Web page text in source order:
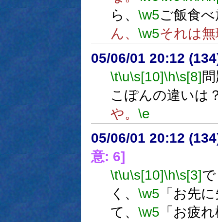
ら、 \w5ご飯食
ん、 \w5それは
05/06/01 20:12
\t\u\s[10]\h\s[8]
こぽんの違いは
や。 \e
05/06/01 20:12
意: 6]
\t\u\s[10]\h\s[3]
く、 \w5 「お先
て、 \w5 「お疲